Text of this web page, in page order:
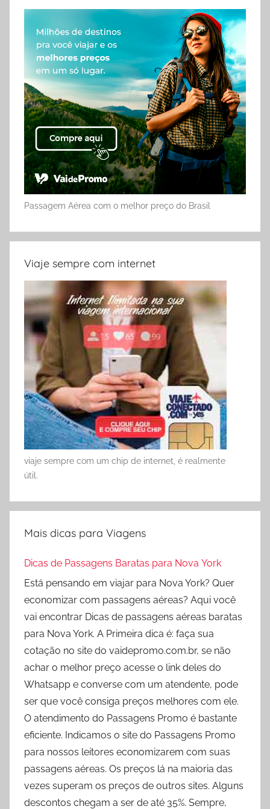
Passagem Aérea com o melhor preço do Brasil
Viaje sempre com internet
viaje sempre com um chip de internet, é realmente
útil.
Mais dicas para Viagens
Dicas de Passagens Baratas para Nova York
Está pensando em viajar para Nova York? Quer
economizar com passagens aéreas? Aqui você
vai encontrar Dicas de passagens aéreas baratas
para Nova York. A Primeira dica é: faça sua
cotação no site do vaidepromo.com.br, se não
achar o melhor preço acesse o link deles do
Whatsapp e converse com um atendente, pode
ser que você consiga preços melhores com ele.
O atendimento do Passagens Promo é bastante
eficiente. Indicamos o site do Passagens Promo
para nossos leitores economizarem com suas
passagens aéreas. Os preços lá na maioria das
vezes superam os preços de outros sites. Alguns
descontos chegam a ser de até 35%. Sempre,